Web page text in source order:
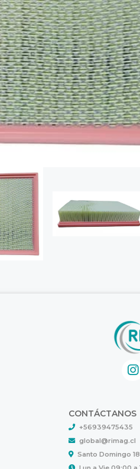
CONTÁCTANOS
+56939475435
global@rimag.cl
Santo Domingo